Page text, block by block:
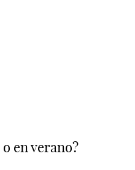
en verano?